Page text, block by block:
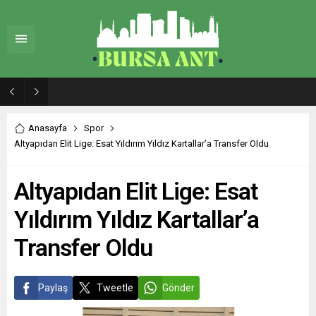
Anasayfa
Spor
Altyapıdan Elit Lige: Esat Yıldırım Yıldız Kartallar’a Transfer Oldu
Altyapıdan Elit Lige: Esat
Yıldırım Yıldız Kartallar’a
Transfer Oldu
Paylaş Tweetle Gönder